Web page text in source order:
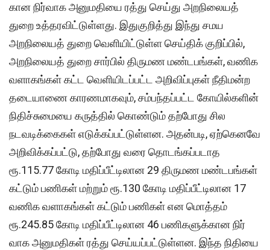
கான நிர்​வாக அனு​ம​தியை ரத்து செய்து அறநிலை​யத்​
துறை உத்​தர​விட்​டுள்​ளது. இதுகுறித்து இந்து சமய
அறநிலை​யத்​ துறை வெளி​யிட்​டுள்ள செய்​திக்​ குறிப்பில்,
அறநிலை​யத் துறை சார்​பில் திருமண மண்​டபங்​கள், வணிக
வளாகங்​கள் கட்ட வெளி​யிடப்​பட்ட அறி​விப்​பு​கள் நீதி​மன்ற
தடை​யாணை காரண​மாக​வும், சம்​பந்​தப்​பட்ட கோயில்​களின்
நிதிச்​சுமையை கருத்தில் ​கொண்​டும் தற்​போது சில
நடவடிக்​கைகள் எடுக்கப்பட்டுள்ளன. அதன்​படி, ஏற்​கெனவே
அறிவிக்​கப்​பட்​டு, தற்போது வரை தொடங்​கப்​ப​டாத
ரூ.115.77 கோடி மதிப்​பீட்​டிலான 29 திருமண மண்​டபங்​கள்
கட்டும் பணி​கள் மற்​றும் ரூ.130 கோடி மதிப்​பீட்​டிலான 17
வணிக வளாகங்​கள் கட்​டும் பணி​கள் என மொத்​தம்
ரூ.245.85 கோடி மதிப்​பீட்​டிலான 46 பணி​களுக்கான நிர்​
வாக அனு​ம​தி​கள் ரத்து செய்​யப்​பட்​டுள்​ளன. இந்த நிதியை